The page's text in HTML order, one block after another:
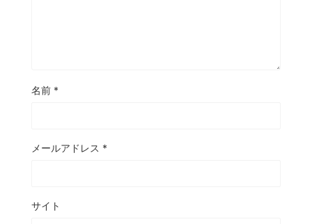
名前 *
メールアドレス *
サイト